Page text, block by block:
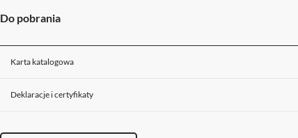
Do pobrania
Karta katalogowa
Deklaracje i certyfikaty